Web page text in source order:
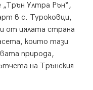
„Трън Ултра Рън“,
в с. Туроковци,
от цялата страна
които тази
природа,
на Трънския